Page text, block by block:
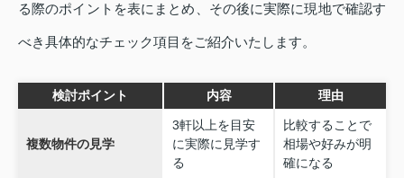
る際のポイントを表にまとめ、その後に実際に現地で確認す
べき具体的なチェック項目をご紹介いたします。
検討ポイント 内容 理由
複数物件の見学
3軒以上を目安
に実際に見学す
る
比較することで
相場や好みが明
確になる